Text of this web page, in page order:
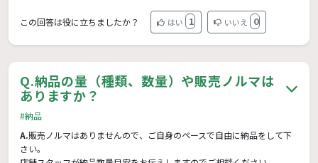
この回答は役に立ちましたか？ はい 1 いいえ 0
Q.納品の量（種類、数量）や販売ノルマは
ありますか？
#納品
A.販売ノルマはありませんので、ご自身のペースで自由に納品をして下
さい。